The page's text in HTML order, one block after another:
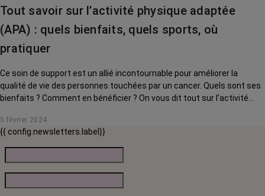
Tout savoir sur l’activité physique adaptée
(APA) : quels bienfaits, quels sports, où
pratiquer
Ce soin de support est un allié incontournable pour améliorer la
qualité de vie des personnes touchées par un cancer. Quels sont ses
bienfaits ? Comment en bénéficier ? On vous dit tout sur l’activité
5 février 2024
{{ config.newsletters.label}}